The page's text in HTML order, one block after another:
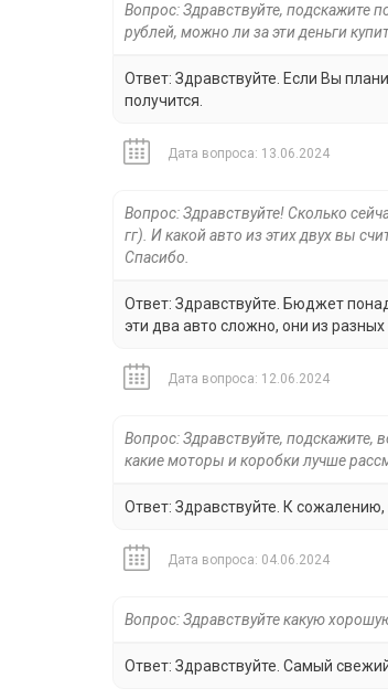
Вопрос: Здравствуйте, подскажите
рублей, можно ли за эти деньги
Ответ: Здравствуйте. Если Вы
получится.
Дата вопроса: 13.06.2024
Вопрос: Здравствуйте! Сколько
гг). И какой авто из этих двух вы
Спасибо.
Ответ: Здравствуйте. Бюджет
эти два авто сложно, они из
Дата вопроса: 12.06.2024
Вопрос: Здравствуйте, подскажите,
какие моторы и коробки лучше
Ответ: Здравствуйте. К
Дата вопроса: 04.06.2024
Вопрос: Здравствуйте какую
Ответ: Здравствуйте. Самый